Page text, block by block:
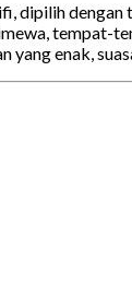
dipilih
tempat-
enak,